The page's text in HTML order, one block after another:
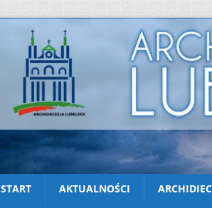
START AKTUALNOŚCI